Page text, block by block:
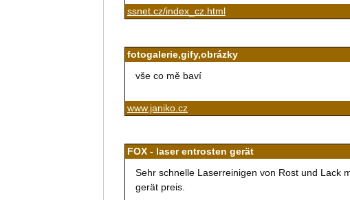
ssnet.cz/index_cz.html
fotogalerie,gify,obrázky
vše co mě baví
www.janiko.cz
FOX - laser entrosten gerät
Sehr schnelle Laserreinigen von Rost und Lack
gerät preis.